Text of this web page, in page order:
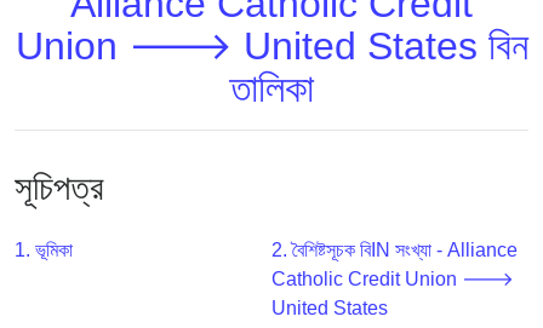
বিন
এপিআই
BIN
Generator
BIN
Union 🡒 United States বিন
তালিকা
সূচিপত্র
1. ভূমিকা
2. বৈশিষ্টসূচক বিIN সংখ্যা - Alliance
Catholic Credit Union 🡒
United States